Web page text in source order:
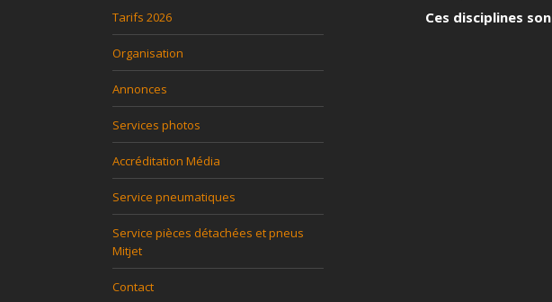
Tarifs 2026
Organisation
Annonces
Services photos
Accréditation Média
Service pneumatiques
Service pièces détachées et pneus
Mitjet
Contact
Ces disciplines